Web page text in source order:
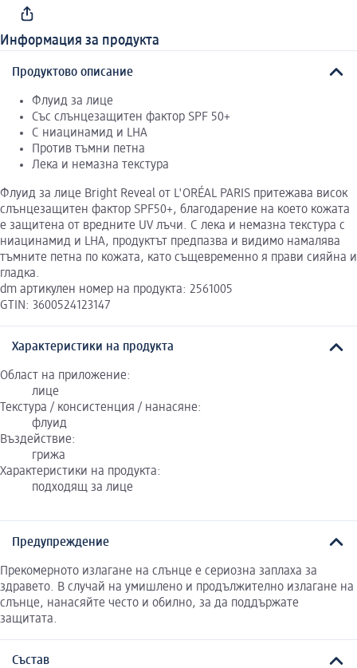
Информация за продукта
Продуктово описание
Флуид за лице
Със слънцезащитен фактор SPF 50+
С ниацинамид и LHA
Против тъмни петна
Лека и немазна текстура
Флуид за лице Bright Reveal от L'ORÉAL PARIS притежава висок
слънцезащитен фактор SPF50+, благодарение на което кожата
е защитена от вредните UV лъчи. С лека и немазна текстура с
ниацинамид и LHA, продуктът предпазва и видимо намалява
тъмните петна по кожата, като същевременно я прави сияйна и
гладка.
dm артикулен номер на продукта: 2561005
GTIN: 3600524123147
Характеристики на продукта
Област на приложение:
лице
Текстура / консистенция / нанасяне:
флуид
Въздействие:
грижа
Характеристики на продукта:
подходящ за лице
Предупреждение
Прекомерното излагане на слънце е сериозна заплаха за
здравето. В случай на умишлено и продължително излагане на
слънце, нанасяйте често и обилно, за да поддържате
защитата.
Състав